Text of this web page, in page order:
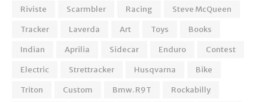
Riviste
Scarmbler Racing
Steve McQueen
Tracker
Laverda Art Toys
Books
Indian
Aprilia Sidecar Enduro
Contest
Electric
Strettracker Husqvarna
Bike
Triton
Custom Bmw. R9T Rockabilly